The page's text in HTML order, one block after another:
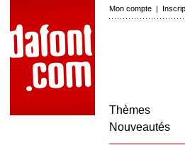
Mon compte |
Thèmes
Nouveautés